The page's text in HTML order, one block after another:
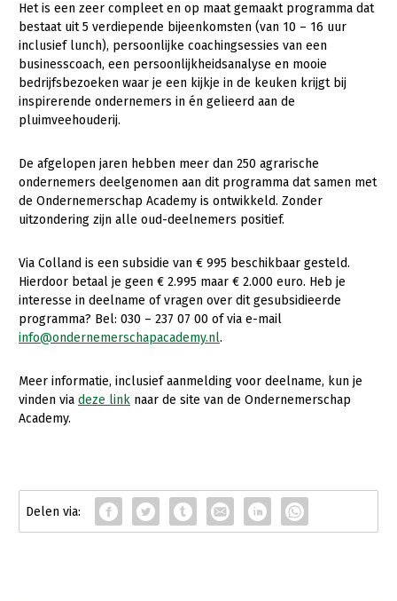
Kalverhouderij
Konijnenhouderij
Melkveehouderij
Paardenhouderij
Schapenhouderij
Varkenshouderij
Biologische Landbouw
Bollenteelt
Bomen, vaste planten en zomerbloemen
Fruitteelt
Paddenstoelen
Vollegrondsgroente
Multifunctioneel
Vrouw en Bedrijf
Onderwerpen
Nieuws
Nieuwsabonnement
Webinars
Over LTO
LTO Nederland
Mensen
Bestuur en Directie
Medewerkers
Vakgroepbestuurders
Jaarverslag 2023
Vacatures
Pers
Het is een zeer compleet en op maat gemaakt programma dat
bestaat uit 5 verdiepende bijeenkomsten (van 10 – 16 uur
inclusief lunch), persoonlijke coachingsessies van een
businesscoach, een persoonlijkheidsanalyse en mooie
bedrijfsbezoeken waar je een kijkje in de keuken krijgt bij
inspirerende ondernemers in én gelieerd aan de
pluimveehouderij.
De afgelopen jaren hebben meer dan 250 agrarische
ondernemers deelgenomen aan dit programma dat samen met
de Ondernemerschap Academy is ontwikkeld. Zonder
uitzondering zijn alle oud-deelnemers positief.
Via Colland is een subsidie van € 995 beschikbaar gesteld.
Hierdoor betaal je geen € 2.995 maar € 2.000 euro. Heb je
interesse in deelname of vragen over dit gesubsidieerde
programma? Bel: 030 – 237 07 00 of via e-mail
info@ondernemerschapacademy.nl.
Meer informatie, inclusief aanmelding voor deelname, kun je
vinden via deze link naar de site van de Ondernemerschap
Academy.